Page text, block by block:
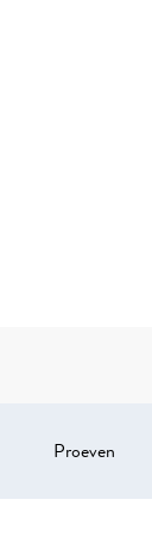
Proeven